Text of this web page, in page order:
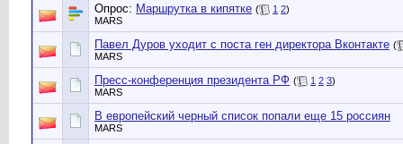
Опрос: Маршрутка в кипятке ( 1 2)
MARS
Павел Дуров уходит с поста ген директора Вконтакте (
MARS
Пресс-конференция президента РФ ( 1 2 3)
MARS
В европейский черный список попали еще 15 россиян
MARS